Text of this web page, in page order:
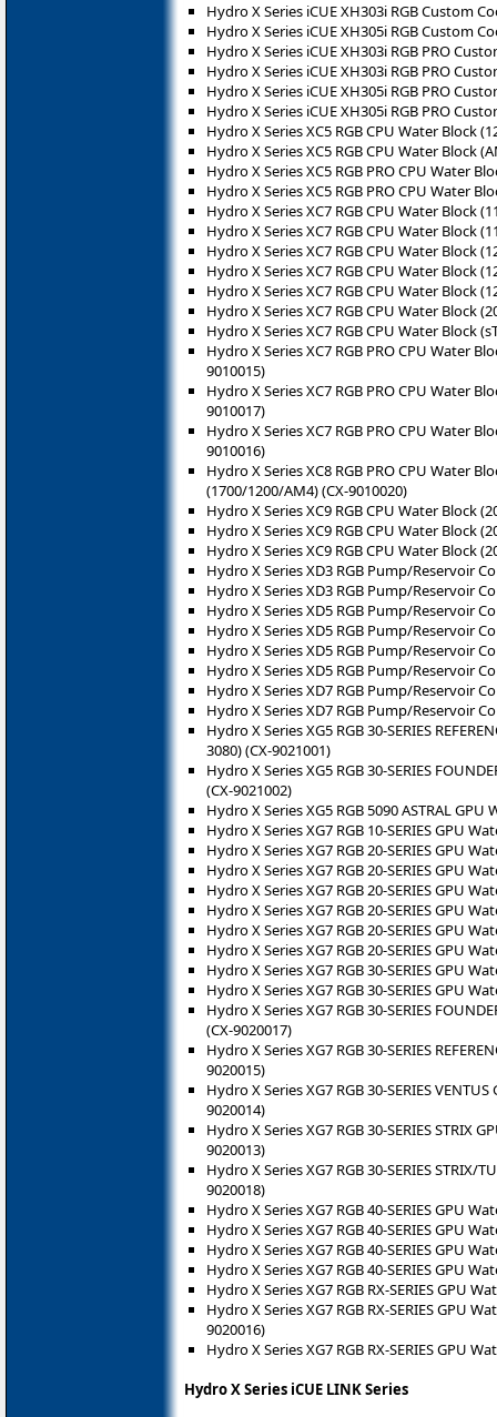
Hydro X Series iCUE XH303i RGB Custom
Hydro X Series iCUE XH305i RGB Custom
Hydro X Series iCUE XH303i RGB PRO
Hydro X Series iCUE XH303i RGB PRO
Hydro X Series iCUE XH305i RGB PRO
Hydro X Series iCUE XH305i RGB PRO
Hydro X Series XC5 RGB CPU Water Block
Hydro X Series XC5 RGB CPU Water Block
Hydro X Series XC5 RGB PRO CPU Water
Hydro X Series XC5 RGB PRO CPU Water
Hydro X Series XC7 RGB CPU Water Block
Hydro X Series XC7 RGB CPU Water Block
Hydro X Series XC7 RGB CPU Water Block
Hydro X Series XC7 RGB CPU Water Block
Hydro X Series XC7 RGB CPU Water Block
Hydro X Series XC7 RGB CPU Water Block
Hydro X Series XC7 RGB CPU Water Block
Hydro X Series XC7 RGB PRO CPU Water
9010015)
Hydro X Series XC7 RGB PRO CPU Water
9010017)
Hydro X Series XC7 RGB PRO CPU Water
9010016)
Hydro X Series XC8 RGB PRO CPU Water
(1700/1200/AM4) (CX-9010020)
Hydro X Series XC9 RGB CPU Water Block
Hydro X Series XC9 RGB CPU Water Block
Hydro X Series XC9 RGB CPU Water Block
Hydro X Series XD3 RGB Pump/Reservoir
Hydro X Series XD3 RGB Pump/Reservoir
Hydro X Series XD5 RGB Pump/Reservoir
Hydro X Series XD5 RGB Pump/Reservoir
Hydro X Series XD5 RGB Pump/Reservoir
Hydro X Series XD5 RGB Pump/Reservoir
Hydro X Series XD7 RGB Pump/Reservoir
Hydro X Series XD7 RGB Pump/Reservoir
Hydro X Series XG5 RGB 30-SERIES
3080) (CX-9021001)
Hydro X Series XG5 RGB 30-SERIES
(CX-9021002)
Hydro X Series XG5 RGB 5090 ASTRAL GPU
Hydro X Series XG7 RGB 10-SERIES GPU
Hydro X Series XG7 RGB 20-SERIES GPU
Hydro X Series XG7 RGB 20-SERIES GPU
Hydro X Series XG7 RGB 20-SERIES GPU
Hydro X Series XG7 RGB 20-SERIES GPU
Hydro X Series XG7 RGB 20-SERIES GPU
Hydro X Series XG7 RGB 20-SERIES GPU
Hydro X Series XG7 RGB 30-SERIES GPU
Hydro X Series XG7 RGB 30-SERIES GPU
Hydro X Series XG7 RGB 30-SERIES
(CX-9020017)
Hydro X Series XG7 RGB 30-SERIES
9020015)
Hydro X Series XG7 RGB 30-SERIES
9020014)
Hydro X Series XG7 RGB 30-SERIES STRIX
9020013)
Hydro X Series XG7 RGB 30-SERIES STRIX/
9020018)
Hydro X Series XG7 RGB 40-SERIES GPU
Hydro X Series XG7 RGB 40-SERIES GPU
Hydro X Series XG7 RGB 40-SERIES GPU
Hydro X Series XG7 RGB 40-SERIES GPU
Hydro X Series XG7 RGB RX-SERIES GPU
Hydro X Series XG7 RGB RX-SERIES GPU
9020016)
Hydro X Series XG7 RGB RX-SERIES GPU
Hydro X Series iCUE LINK Series